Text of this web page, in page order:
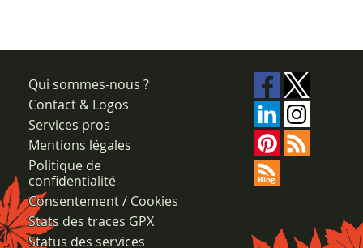
Qui sommes-nous ?
Contact & Logos
Services pros
Mentions légales
Politique de
confidentialité
Consentement / Cookies
Stats des traces GPX
Status des services